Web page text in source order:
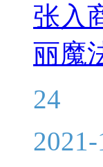
张入
丽魔
24